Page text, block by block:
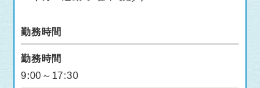
勤務時間
勤務時間
9:00～17:30